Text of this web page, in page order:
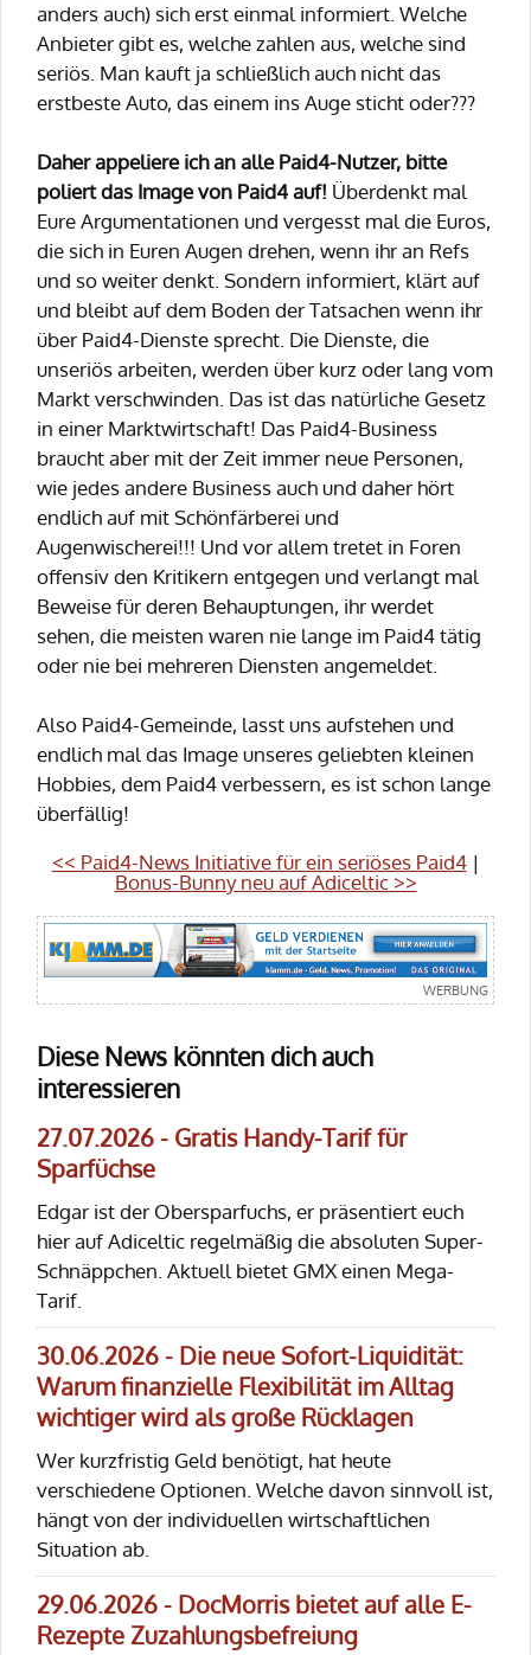
anders auch) sich erst einmal informiert. Welche
Anbieter gibt es, welche zahlen aus, welche sind
seriös. Man kauft ja schließlich auch nicht das
erstbeste Auto, das einem ins Auge sticht oder???
Daher appeliere ich an alle Paid4-Nutzer, bitte
poliert das Image von Paid4 auf! Überdenkt mal
Eure Argumentationen und vergesst mal die Euros,
die sich in Euren Augen drehen, wenn ihr an Refs
und so weiter denkt. Sondern informiert, klärt auf
und bleibt auf dem Boden der Tatsachen wenn ihr
über Paid4-Dienste sprecht. Die Dienste, die
unseriös arbeiten, werden über kurz oder lang vom
Markt verschwinden. Das ist das natürliche Gesetz
in einer Marktwirtschaft! Das Paid4-Business
braucht aber mit der Zeit immer neue Personen,
wie jedes andere Business auch und daher hört
endlich auf mit Schönfärberei und
Augenwischerei!!! Und vor allem tretet in Foren
offensiv den Kritikern entgegen und verlangt mal
Beweise für deren Behauptungen, ihr werdet
sehen, die meisten waren nie lange im Paid4 tätig
oder nie bei mehreren Diensten angemeldet.
Also Paid4-Gemeinde, lasst uns aufstehen und
endlich mal das Image unseres geliebten kleinen
Hobbies, dem Paid4 verbessern, es ist schon lange
überfällig!
<< Paid4-News Initiative für ein seriöses Paid4|
Bonus-Bunny neu auf Adiceltic >>
Diese News könnten dich auch
interessieren
27.07.2026 - Gratis Handy-Tarif für
Sparfüchse
Edgar ist der Obersparfuchs, er präsentiert euch
hier auf Adiceltic regelmäßig die absoluten Super-
Schnäppchen. Aktuell bietet GMX einen Mega-
Tarif.
30.06.2026 - Die neue Sofort-Liquidität:
Warum finanzielle Flexibilität im Alltag
wichtiger wird als große Rücklagen
Wer kurzfristig Geld benötigt, hat heute
verschiedene Optionen. Welche davon sinnvoll ist,
hängt von der individuellen wirtschaftlichen
Situation ab.
29.06.2026 - DocMorris bietet auf alle E-
Rezepte Zuzahlungsbefreiung